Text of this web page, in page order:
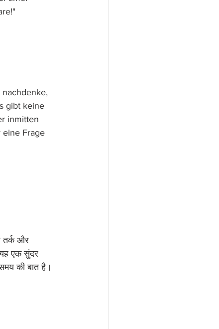
gibt keine
inmitten
eine Frage
तर्क और
एक सुंदर
की बात है।